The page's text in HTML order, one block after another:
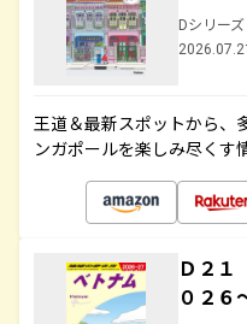
Dシリー
王道＆最新スポットから
ンガポールを楽しみ尽くす
Ｄ２
０２６